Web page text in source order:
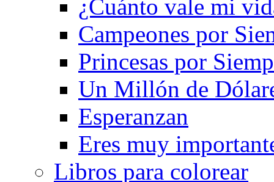
¿Cuánto vale mi
Campeones por
Princesas por
Un Millón de
Esperanzan
Eres muy
Libros para colorear